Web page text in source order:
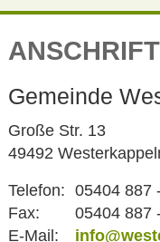
Gemeinde
Große Str. 13
49492
Telefon: 05404 887
Fax:
05404 887
E-Mail: